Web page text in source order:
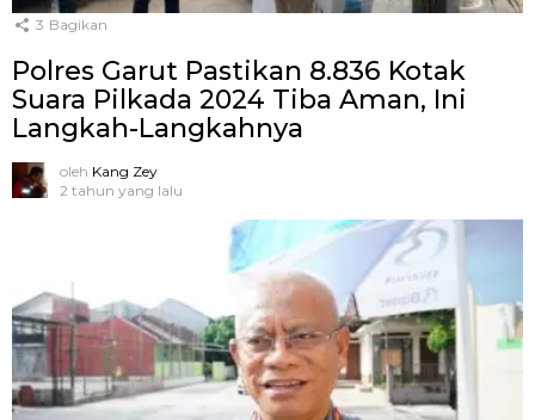
3 Bagikan
Polres Garut Pastikan 8.836 Kotak
Suara Pilkada 2024 Tiba Aman, Ini
Langkah-Langkahnya
oleh Kang Zey
2 tahun yang lalu